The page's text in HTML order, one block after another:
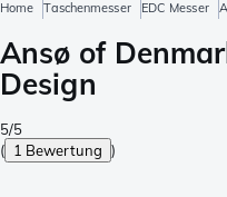
Home Taschenmesser EDC Messer
Ansø of
Design
5/5
( 1 Bewertung )